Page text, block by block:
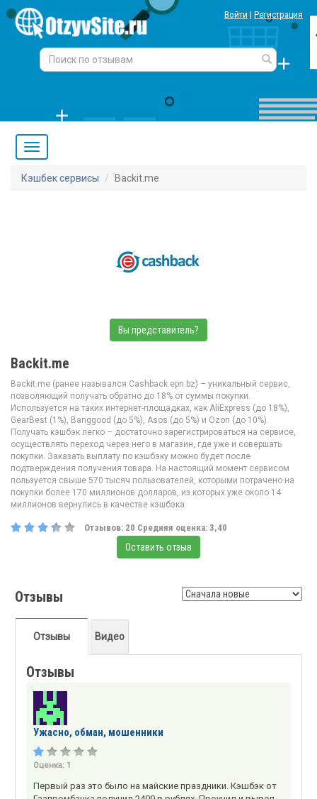
Войти | Регистрация
Кэшбек сервисы Backit.me
Вы представитель?
Backit.me
Backit.me (ранее назывался Cashback.epn.bz) – уникальный сервис,
позволяющий получать обратно до 18% от суммы покупки.
Используется на таких интернет-площадках, как AliExpress (до 18%),
GearBest (1%), Banggood (до 5%), Asos (до 5%) и Ozon (до 10%).
Получать кэшбэк легко – достаточно зарегистрироваться на сервисе,
осуществлять переход через него в магазин, где уже и совершать
покупки. Заказать выплату по кэшбэку можно будет после
подтверждения получения товара. На настоящий момент сервисом
пользуется свыше 570 тысяч пользователей, которыми потрачено на
покупки более 170 миллионов долларов, из которых уже около 14
миллионов вернулись в качестве кэшбэка.
Отзывов: 20 Средняя оценка: 3,40
Оставить отзыв
Отзывы
Отзывы Видео
Отзывы
Ужасно, обман, мошенники
Оценка: 1
Первый раз это было на майские праздники. Кэшбэк от